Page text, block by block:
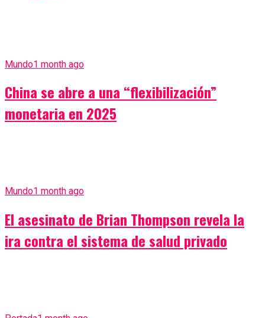
Mundo1 month ago
China se abre a una “flexibilización”
monetaria en 2025
Mundo1 month ago
El asesinato de Brian Thompson revela la
ira contra el sistema de salud privado